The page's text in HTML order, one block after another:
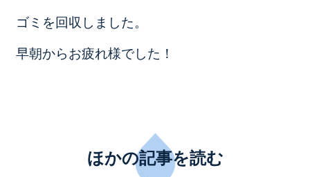
ゴミを回収しました。
早朝からお疲れ様でした！
ほかの記事を読む